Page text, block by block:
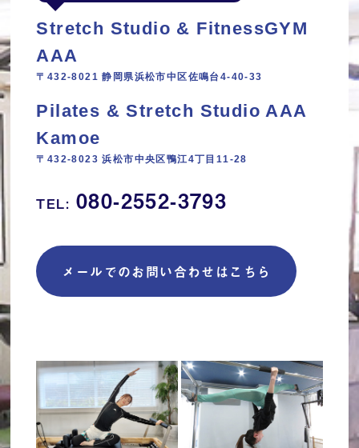
Stretch Studio & FitnessGYM
AAA
〒432-8021 静岡県浜松市中区佐鳴台4-40-33
Pilates & Stretch Studio AAA
Kamoe
〒432-8023 浜松市中央区鴨江4丁目11‐28
TEL: 080-2552-3793
メールでのお問い合わせはこちら